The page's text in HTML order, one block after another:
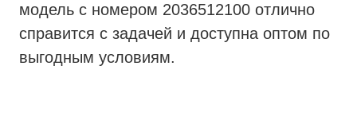
модель с номером 2036512100 отлично
справится с задачей и доступна оптом по
выгодным условиям.